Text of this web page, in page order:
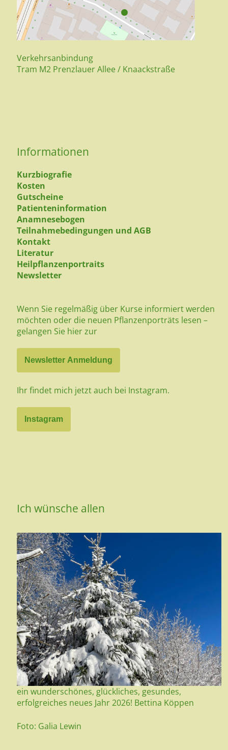
Verkehrsanbindung
Tram M2 Prenzlauer Allee / Knaackstraße
Informationen
Kurzbiografie
Kosten
Gutscheine
Patienteninformation
Anamnesebogen
Teilnahmebedingungen und AGB
Kontakt
Literatur
Heilpflanzenportraits
Newsletter
Wenn Sie regelmäßig über Kurse informiert werden
möchten oder die neuen Pflanzenporträts lesen –
gelangen Sie hier zur
Newsletter Anmeldung
Ihr findet mich jetzt auch bei Instagram.
Instagram
Ich wünsche allen
ein wunderschönes, glückliches, gesundes,
erfolgreiches neues Jahr 2026! Bettina Köppen
Foto: Galia Lewin